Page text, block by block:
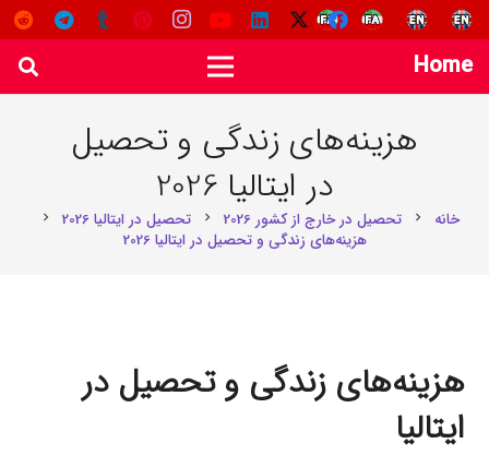
Home
هزینه‌های زندگی و تحصیل
در ایتالیا 2026
خانه chevron_right تحصیل در خارج از کشور 2026 chevron_right تحصیل در ایتالیا 2026 chevron_right
هزینه‌های زندگی و تحصیل در ایتالیا 2026
هزینه‌های زندگی و تحصیل در
ایتالیا